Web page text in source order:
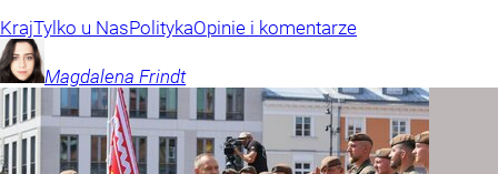
KrajTylko u NasPolitykaOpinie i komentarze
Magdalena Frindt